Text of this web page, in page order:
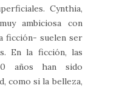
Cynthia,
ambiciosa con
ficción- suelen ser
En la ficción, las
años han sido
como si la belleza,